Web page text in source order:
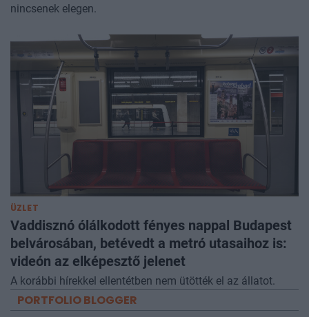
nincsenek elegen.
ÜZLET
Vaddisznó ólálkodott fényes nappal Budapest
belvárosában, betévedt a metró utasaihoz is:
videón az elképesztő jelenet
A korábbi hírekkel ellentétben nem ütötték el az állatot.
PORTFOLIO BLOGGER